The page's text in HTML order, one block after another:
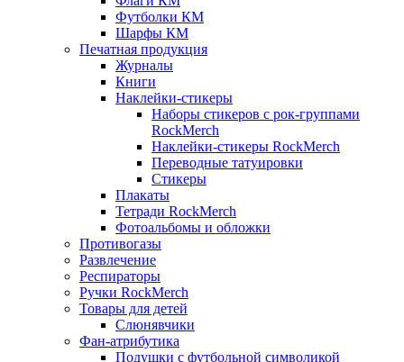
Футболки КМ
Шарфы КМ
Печатная продукция
Журналы
Книги
Наклейки-стикеры
Наборы стикеров с рок-группами
RockMerch
Наклейки-стикеры RockMerch
Переводные татуировки
Стикеры
Плакаты
Тетради RockMerch
Фотоальбомы и обложки
Противогазы
Развлечение
Респираторы
Ручки RockMerch
Товары для детей
Слюнявчики
Фан-атрибутика
Подушки с футбольной символикой